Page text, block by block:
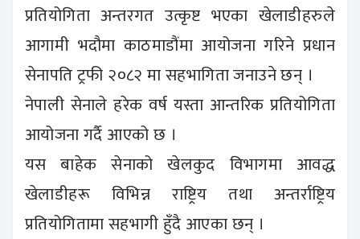
प्रतियोगिता अन्तरगत उत्कृष्ट भएका खेलाडीहरुले
आगामी भदौमा काठमाडौंमा आयोजना गरिने प्रधान
सेनापति ट्रफी २०८२ मा सहभागिता जनाउने छन् ।
नेपाली सेनाले हरेक वर्ष यस्ता आन्तरिक प्रतियोगिता
आयोजना गर्दै आएको छ ।
यस बाहेक सेनाको खेलकुद विभागमा आवद्ध
खेलाडीहरू विभिन्न राष्ट्रिय तथा अन्तर्राष्ट्रिय
प्रतियोगितामा सहभागी हुँदै आएका छन् ।